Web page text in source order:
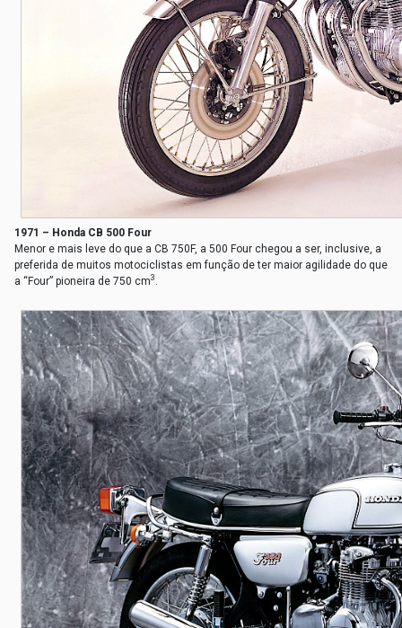
1971 – Honda CB 500 Four
Menor e mais leve do que a CB 750F, a 500 Four chegou a ser, inclusive, a
preferida de muitos motociclistas em função de ter maior agilidade do que
a “Four” pioneira de 750 cm3 .